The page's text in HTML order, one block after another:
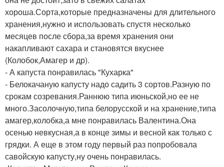
хороша.Сорта,которые предназначены для длительного
хранения,нужно и использовать спустя несколько
месяцев после сбора,за время хранения они
накапливают сахара и становятся вкуснее
(Колобок,Амагер и др).
- А капуста понравилась "Кухарка"
- Белокачаную капусту надо садить 3 сортов.Разную по
срокам созревания.Раннюю типа июньской,но ее не
много.Засолочную,типа белорусской и на хранение,типа
амагер,колобка,а мне понравилась Валентина.Она
осенью невкусная,а в конце зимы и весной как только с
грядки. А еще в этом году первый раз попробовала
савойскую капусту,ну очень понравилась.